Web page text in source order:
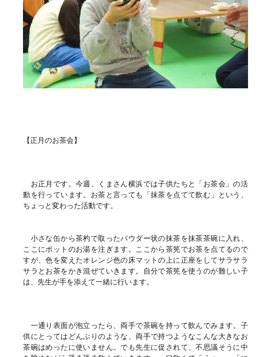
【正月のお茶会】
お正月です。今週、くまさん横浜では子供たちと「お茶会」の活
動を行っています。お茶と言っても「抹茶を点てて飲む」という、
ちょっと変わった活動です。
小さな缶から茶杓で取ったパウダー状の抹茶を抹茶茶碗に入れ、
ここにポットのお湯を注ぎます。ここから茶筅でお茶を点てるので
すが、色を変えたオレンジ色の床マットの上に正座をしてサラサラ
サラとお茶をかき混ぜていきます。自分で茶筅を使うのが難しい子
は、先生が手を添えて一緒に行います。
一通り表面が泡立ったら、両手で茶碗を持って飲んでみます。子
供にとってはどんぶりのような、両手で持つようなこんな大きなお
茶碗はめったに使いません。でも先生に促されて、不思議そうに中